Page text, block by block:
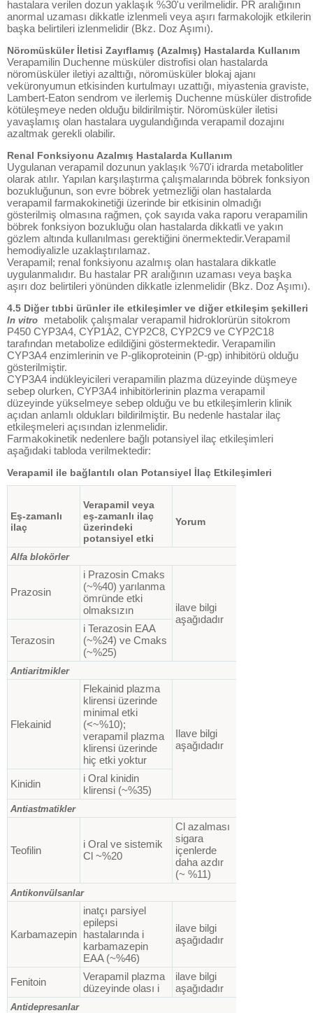
hastalara verilen dozun yaklaşık %30'u verilmelidir. PR aralığının
anormal uzaması dikkatle izlenmeli veya aşırı farmakolojik etkilerin
başka belirtileri izlenmelidir (Bkz. Doz Aşımı).
Nöromüsküler İletisi Zayıflamış (Azalmış) Hastalarda Kullanım
Verapamilin Duchenne müsküler distrofisi olan hastalarda
nöromüsküler iletiyi azalttığı, nöromüsküler blokaj ajanı
veküronyumun etkisinden kurtulmayı uzattığı, miyastenia graviste,
Lambert-Eaton sendrom ve ilerlemiş Duchenne müsküler distrofide
kötüleşmeye neden olduğu bildirilmiştir. Nöromüsküler iletisi
yavaşlamış olan hastalara uygulandığında verapamil dozajını
azaltmak gerekli olabilir.
Renal Fonksiyonu Azalmış Hastalarda Kullanım
Uygulanan verapamil dozunun yaklaşık %70'i idrarda metabolitler
olarak atılır. Yapılan karşılaştırma çalışmalarında böbrek fonksiyon
bozukluğunun, son evre böbrek yetmezliği olan hastalarda
verapamil farmakokinetiği üzerinde bir etkisinin olmadığı
gösterilmiş olmasına rağmen, çok sayıda vaka raporu verapamilin
böbrek fonksiyon bozukluğu olan hastalarda dikkatli ve yakın
gözlem altında kullanılması gerektiğini önermektedir.Verapamil
hemodiyalizle uzaklaştırılamaz.
Verapamil; renal fonksiyonu azalmış olan hastalara dikkatle
uygulanmalıdır. Bu hastalar PR aralığının uzaması veya başka
aşırı doz belirtileri yönünden dikkatle izlenmelidir (Bkz. Doz Aşımı).
4.5 Diğer tıbbi ürünler ile etkileşimler ve diğer etkileşim şekilleri
In vitro
metabolik çalışmalar verapamil hidroklorürün sitokrom
P450 CYP3A4, CYP1A2, CYP2C8, CYP2C9 ve CYP2C18
tarafından metabolize edildiğini göstermektedir. Verapamilin
CYP3A4 enzimlerinin ve P-glikoproteinin (P-gp) inhibitörü olduğu
gösterilmiştir.
CYP3A4 indükleyicileri verapamilin plazma düzeyinde düşmeye
sebep olurken, CYP3A4 inhibitörlerinin plazma verapamil
düzeyinde yükselmeye sebep olduğu ve bu etkileşimlerin klinik
açıdan anlamlı oldukları bildirilmiştir. Bu nedenle hastalar ilaç
etkileşmeleri açısından izlenmelidir.
Farmakokinetik nedenlere bağlı potansiyel ilaç etkileşimleri
aşağıdaki tabloda verilmektedir:
Verapamil ile bağlantılı olan Potansiyel İlaç Etkileşimleri
Eş-zamanlı
ilaç
Verapamil veya
eş-zamanlı ilaç
üzerindeki
potansiyel etki
Yorum
Alfa blokörler
Prazosin
i Prazosin Cmaks
(~%40) yarılanma
ömründe etki
olmaksızın
ilave bilgi
aşağıdadır
Terazosin
i Terazosin EAA
(~%24) ve Cmaks
(~%25)
Antiaritmikler
Flekainid
Flekainid plazma
klirensi üzerinde
minimal etki
(<~%10);
verapamil plazma
klirensi üzerinde
hiç etki yoktur
Ilave bilgi
aşağıdadır
Kinidin
i Oral kinidin
klirensi (~%35)
Antiastmatikler
Teofilin
i Oral ve sistemik
Cl ~%20
Cl azalması
sigara
içenlerde
daha azdır
(~ %11)
Antikonvülsanlar
Karbamazepin
inatçı parsiyel
epilepsi
hastalarında i
karbamazepin
EAA (~%46)
ilave bilgi
aşağıdadır
Fenitoin
Verapamil plazma
düzeyinde olası i
ilave bilgi
aşağıdadır
Antidepresanlar